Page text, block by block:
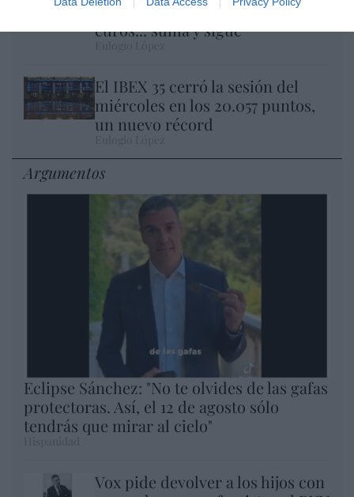
con Hacienda por 700.000
euros... suma y sigue
El IBEX 35 cerró la sesión del
miércoles en los 20.057 puntos,
un nuevo récord
Argumentos
Eclipse Sánchez: "No te olvides de las gafas
protectoras. Así, el 12 de agosto sólo
tendrás que mirar al cielo"
Vox pide devolver a los hijos con